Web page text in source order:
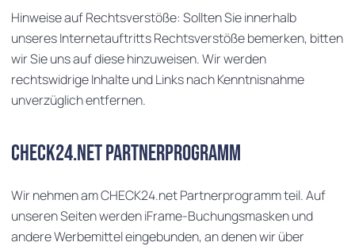
Hinweise auf Rechtsverstöße: Sollten Sie innerhalb
unseres Internetauftritts Rechtsverstöße bemerken, bitten
wir Sie uns auf diese hinzuweisen. Wir werden
rechtswidrige Inhalte und Links nach Kenntnisnahme
unverzüglich entfernen.
CHECK24.net Partnerprogramm
Wir nehmen am CHECK24.net Partnerprogramm teil. Auf
unseren Seiten werden iFrame-Buchungsmasken und
andere Werbemittel eingebunden, an denen wir über